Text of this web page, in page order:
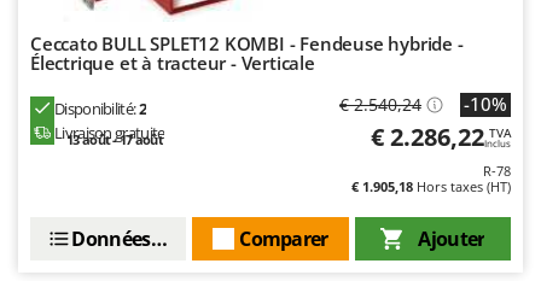
Ceccato BULL SPLET12 KOMBI - Fendeuse hybride -
Électrique et à tracteur - Verticale
Disponibilité:2
Livraison gratuite
13 août - 17 août
€ 2.540,24 -10%
€ 2.286,22 TVA
Inclus
R-78
€ 1.905,18 Hors taxes (HT)
Ajouter
Comparer
Données techniques